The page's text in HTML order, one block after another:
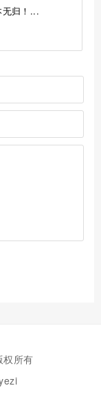
无归！...
所有